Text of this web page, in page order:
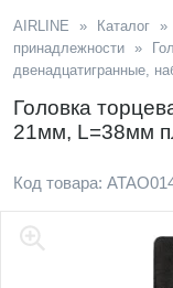
AIRLINE » Каталог »
принадлежности »
двенадцатигранные,
Головка
21мм, L=38мм
Код товара: